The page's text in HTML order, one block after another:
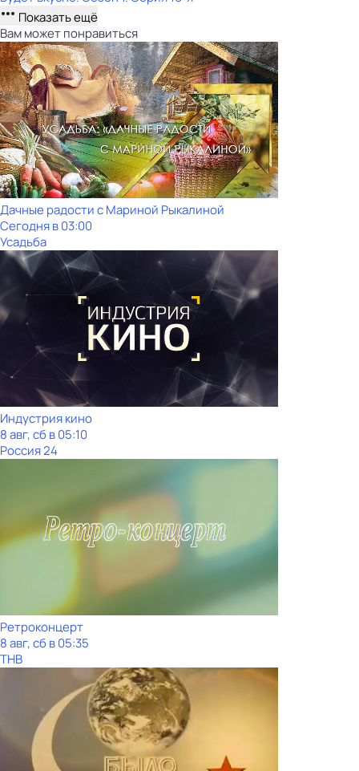
Показать ещё
Вам может понравиться
Дачные радости с Мариной Рыкалиной
Сегодня в 03:00
Усадьба
Индустрия кино
8 авг, сб в 05:10
Россия 24
Ретроконцерт
8 авг, сб в 05:35
ТНВ